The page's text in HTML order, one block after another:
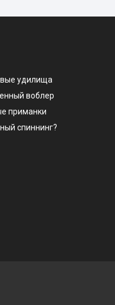
удилища
воблер
приманки
спиннинг?